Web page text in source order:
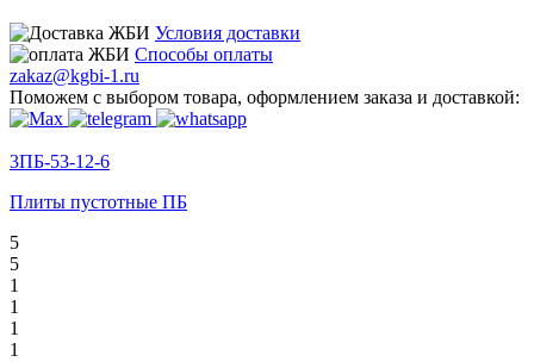
Условия доставки
Способы оплаты
zakaz@kgbi-1.ru
Поможем с выбором товара, оформлением заказа и доставкой:
3ПБ-53-12-6
Плиты пустотные ПБ
5
5
1
1
1
1